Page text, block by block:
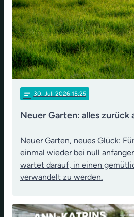
notes 30 . Juli 2026 15:25
Neuer Garten: alles zurück
Neuer Garten, neues Glück:
einmal wieder bei null
wartet darauf, in einen
verwandelt zu werden.